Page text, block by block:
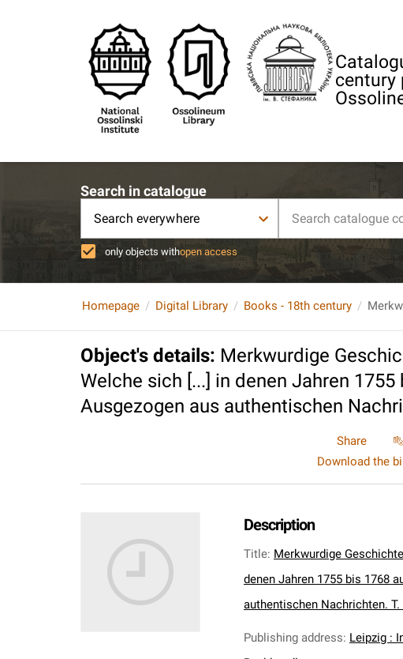
century
Search in catalogue
Search everywhere
only objects withopen access
Homepage Digital Library Books - 18th century
Object's details: Merkwurdige
Welche sich [...] in denen Jahren
Ausgezogen aus authentischen
Share
Download the
Description
Title: Merkwurdige
denen Jahren 1755 bis 1768
authentischen Nachrichten. T.
Publishing address: Leipzig :